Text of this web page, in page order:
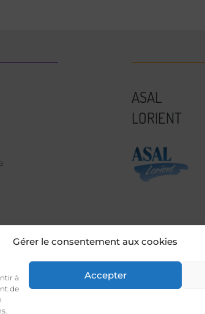
Gérer le consentement aux cookies
à
de
Accepter
ASAL
LORIENT
del’ASAL LORIENT– S.LEPROVOSTCréation de